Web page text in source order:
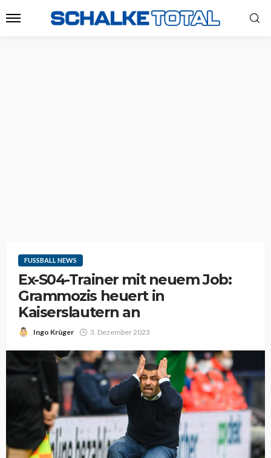
FUSSBALL NEWS
Ex-S04-Trainer mit neuem Job:
Grammozis heuert in
Kaiserslautern an
Ingo Krüger 3. Dezember 2023